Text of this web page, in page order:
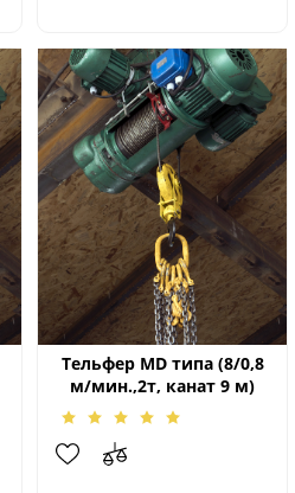
Тельфер МD типа (8/0,8
м/мин.,2т, канат 9 м)